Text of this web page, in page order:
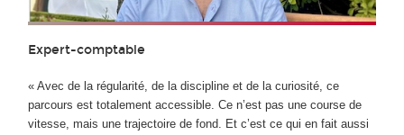
Expert-comptable
« Avec de la régularité, de la discipline et de la curiosité, ce
parcours est totalement accessible. Ce n’est pas une course de
vitesse, mais une trajectoire de fond. Et c’est ce qui en fait aussi